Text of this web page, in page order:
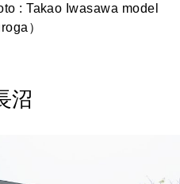
: Takao Iwasawa model
）
沼